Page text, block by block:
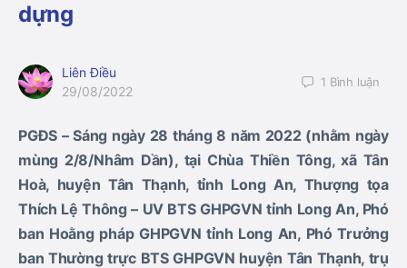
dựng
Liên Điều
29/08/2022
1 Bình luận
PGĐS – Sáng ngày 28 tháng 8 năm 2022 (nhằm ngày
mùng 2/8/Nhâm Dần), tại Chùa Thiền Tông, xã Tân
Hoà, huyện Tân Thạnh, tỉnh Long An, Thượng tọa
Thích Lệ Thông – UV BTS GHPGVN tỉnh Long An, Phó
ban Hoằng pháp GHPGVN tỉnh Long An, Phó Trưởng
ban Thường trực BTS GHPGVN huyện Tân Thạnh, trụ